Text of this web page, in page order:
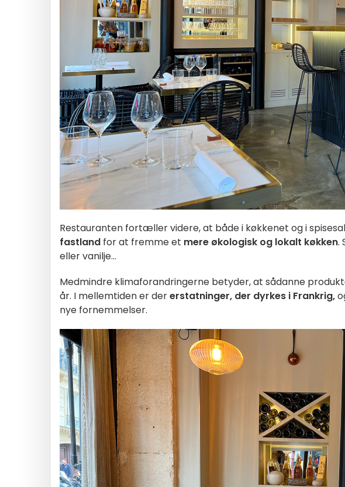
Restauranten fortæller videre, at både i køkkenet og i
fastland for at fremme et mere økologisk og lokalt køkken.
eller vanilje...
Medmindre klimaforandringerne betyder, at sådanne
år. I mellemtiden er dererstatninger, der dyrkes i Frankrig,
nye fornemmelser.